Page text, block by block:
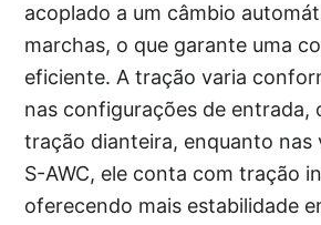
acoplado a um câmbio
marchas, o que garante uma
eficiente. A tração varia
nas configurações de entrada,
tração dianteira, enquanto nas
S-AWC, ele conta com tração
oferecendo mais estabilidade